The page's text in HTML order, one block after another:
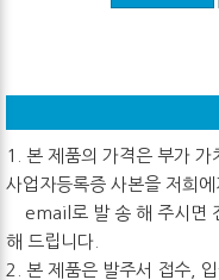
1. 본 제품의 가격은 부가
사업자등록증 사본을 저희에
email로 발 송 해 주시면
해 드립니다.
2. 본 제품은 발주서 접수,